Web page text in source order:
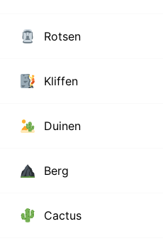
Rotsen
Kliffen
Duinen
Berg
Cactus